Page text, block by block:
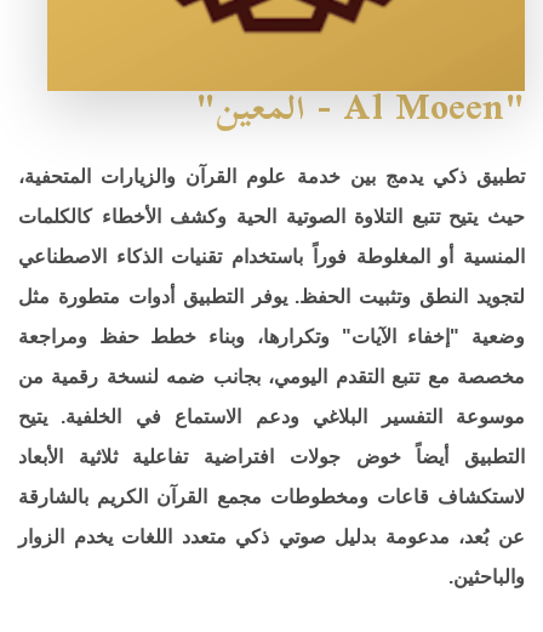
"Al Moeen - المعين"
تطبيق ذكي يدمج بين خدمة علوم القرآن والزيارات المتحفية،
حيث يتيح تتبع التلاوة الصوتية الحية وكشف الأخطاء كالكلمات
المنسية أو المغلوطة فوراً باستخدام تقنيات الذكاء الاصطناعي
لتجويد النطق وتثبيت الحفظ. يوفر التطبيق أدوات متطورة مثل
وضعية "إخفاء الآيات" وتكرارها، وبناء خطط حفظ ومراجعة
مخصصة مع تتبع التقدم اليومي، بجانب ضمه لنسخة رقمية من
موسوعة التفسير البلاغي ودعم الاستماع في الخلفية. يتيح
التطبيق أيضاً خوض جولات افتراضية تفاعلية ثلاثية الأبعاد
لاستكشاف قاعات ومخطوطات مجمع القرآن الكريم بالشارقة
عن بُعد، مدعومة بدليل صوتي ذكي متعدد اللغات يخدم الزوار
والباحثين.